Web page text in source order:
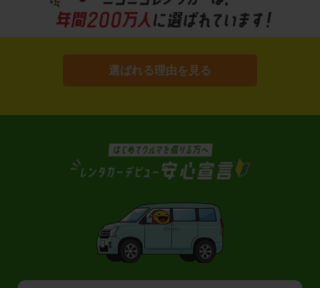
選ばれる理由を見る